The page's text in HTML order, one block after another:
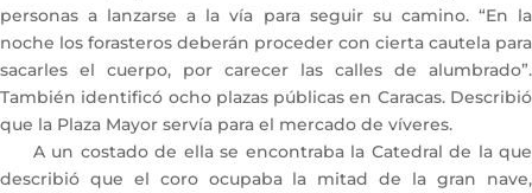
personas a lanzarse a la vía para seguir su camino. “En la
noche los forasteros deberán proceder con cierta cautela para
sacarles el cuerpo, por carecer las calles de alumbrado”.
También identificó ocho plazas públicas en Caracas. Describió
que la Plaza Mayor servía para el mercado de víveres.
A un costado de ella se encontraba la Catedral de la que
describió que el coro ocupaba la mitad de la gran nave,